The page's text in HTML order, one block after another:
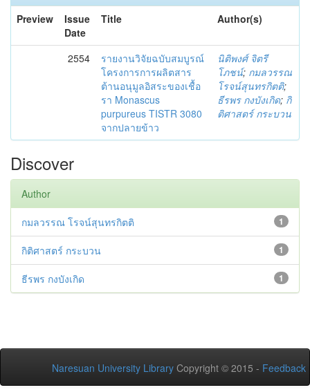
Preview
Issue
Date
Title Author(s)
2554
รายงานวิจัยฉบับสมบูรณ์
โครงการการผลิตสาร
ต้านอนุมูลอิสระของเชื้อ
รา Monascus
purpureus TISTR 3080
จากปลายข้าว
นิติพงศ์ จิตรี
โภชน์; กมลวรรณ
โรจน์สุนทรกิตติ;
ธีรพร กงบังเกิด; กิ
ติศาสตร์ กระบวน
Discover
Author
1
กมลวรรณ โรจน์สุนทรกิตติ
1
กิติศาสตร์ กระบวน
1
ธีรพร กงบังเกิด
Naresuan University Library Copyright © 2015 - Feedback